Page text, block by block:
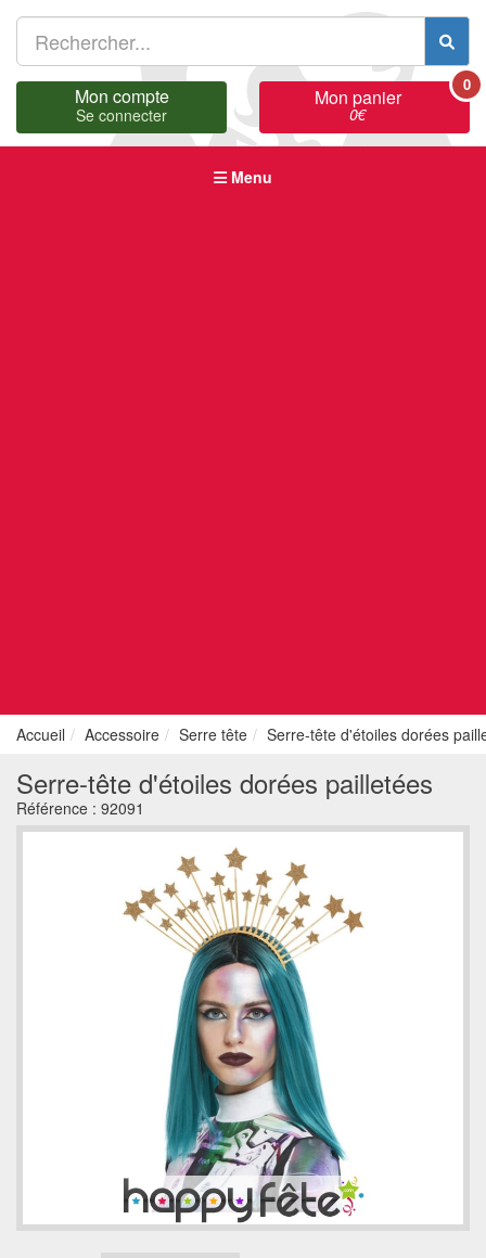
Mon compte
Se connecter
Mon panier
0€
0
Menu
Accueil Accessoire Serre tête Serre-tête d'étoiles dorées
Serre-tête d'étoiles dorées pailletées
Référence : 92091